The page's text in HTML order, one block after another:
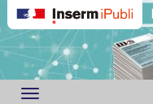
Toggle